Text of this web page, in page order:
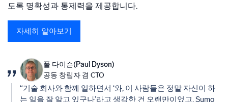
도록 명확성과 통제력을 제공합니다.
자세히 알아보기
폴 다이슨(Paul Dyson)
공동 창립자 겸 CTO
“기술 회사와 함께 일하면서 ‘와, 이 사람들은 정말 자신이 하
는 일을 잘 알고 있구나’라고 생각한 건 오랜만이었고, Sumo